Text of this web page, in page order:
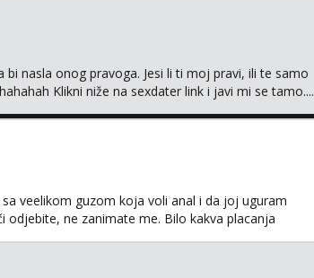
nasla onog pravoga. Jesi li ti moj pravi, ili te samo
Klikni niže na sexdater link i javi mi se tamo....
veelikom guzom koja voli anal i da joj uguram
odjebite, ne zanimate me. Bilo kakva placanja